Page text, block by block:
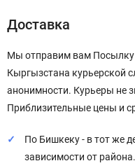
Доставка
Мы отправим вам Посылку
Кыргызстана курьерской
анонимности. Курьеры не
Приблизительные цены и
По Бишкеку - в тот же
зависимости от района.